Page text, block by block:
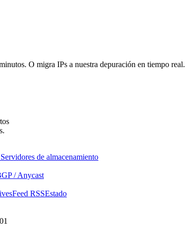
O migra IPs a nuestra depuración en tiempo real.
Servidores de almacenamiento
/ Anycast
Feed RSSEstado